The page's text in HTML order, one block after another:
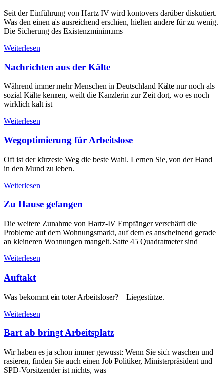
Seit der Einführung von Hartz IV wird kontovers darüber diskutiert.
Was den einen als ausreichend erschien, hielten andere für zu wenig.
Die Sicherung des Existenzminimums
Weiterlesen
Nachrichten aus der Kälte
Während immer mehr Menschen in Deutschland Kälte nur noch als
sozial Kälte kennen, weilt die Kanzlerin zur Zeit dort, wo es noch
wirklich kalt ist
Weiterlesen
Wegoptimierung für Arbeitslose
Oft ist der kürzeste Weg die beste Wahl. Lernen Sie, von der Hand
in den Mund zu leben.
Weiterlesen
Zu Hause gefangen
Die weitere Zunahme von Hartz-IV Empfänger verschärft die
Probleme auf dem Wohnungsmarkt, auf dem es anscheinend gerade
an kleineren Wohnungen mangelt. Satte 45 Quadratmeter sind
Weiterlesen
Auftakt
Was bekommt ein toter Arbeitsloser? – Liegestütze.
Weiterlesen
Bart ab bringt Arbeitsplatz
Wir haben es ja schon immer gewusst: Wenn Sie sich waschen und
rasieren, finden Sie auch einen Job Politiker, Ministerpräsident und
SPD-Vorsitzender ist nichts, was